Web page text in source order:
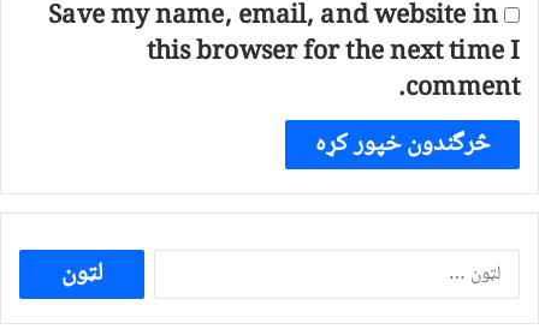
Save my name, email, and website in
this browser for the next time I
comment.
ددی
لپاره
لټون: